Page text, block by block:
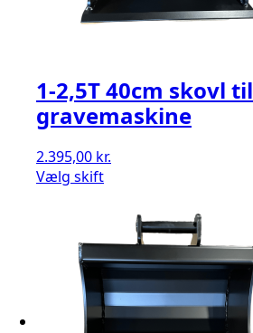
1-2,5T 40cm skovl til
gravemaskine
2.395,00 kr.
Vælg skift